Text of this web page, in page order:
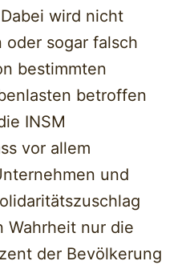
wird nicht
sogar falsch
bestimmten
betroffen
INSM
vor allem
und
Wahrheit nur die
der Bevölkerung